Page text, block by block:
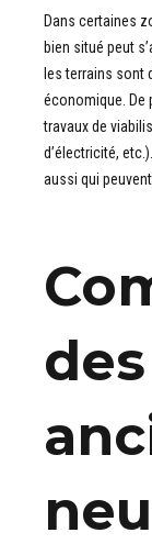
Dans certaines
bien situé peut
les terrains sont
économique. De
travaux de
d’électricité,
aussi qui